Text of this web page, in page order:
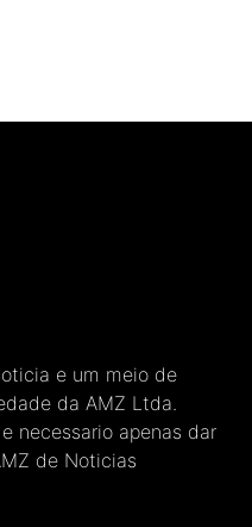
e um meio de
da AMZ Ltda.
necessario apenas dar
de Noticias